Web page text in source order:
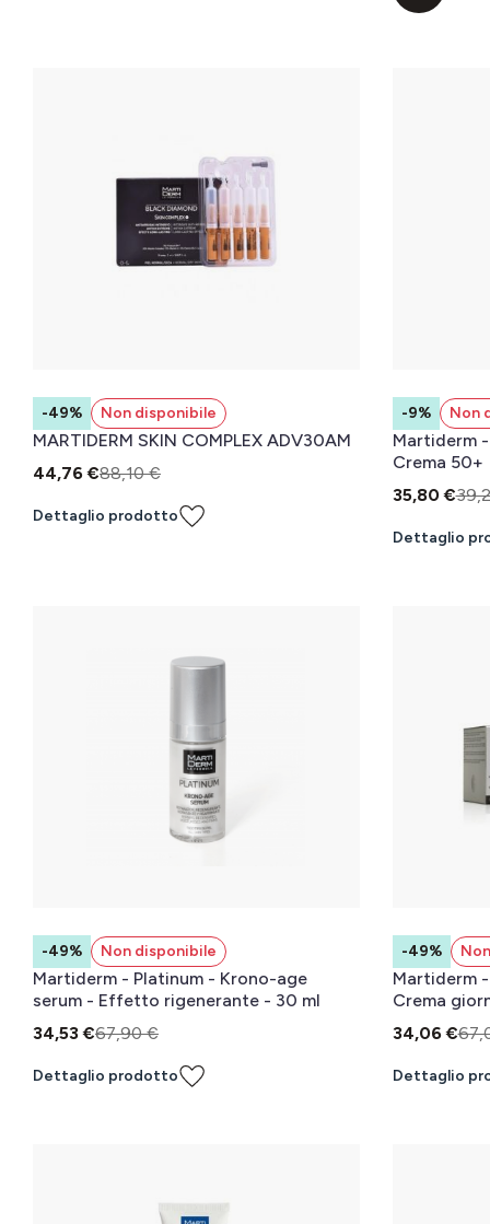
-49% Non disponibile
MARTIDERM SKIN COMPLEX ADV30AM
44,76 €88,10 €
Dettaglio prodotto
-9% Non
Martiderm
Crema 50+
35,80 €
Dettaglio
-49% Non disponibile
Martiderm - Platinum - Krono-age
serum - Effetto rigenerante - 30 ml
34,53 €67,90 €
Dettaglio prodotto
-49%
Martiderm
Crema
34,06 €
Dettaglio